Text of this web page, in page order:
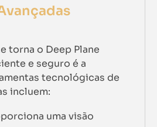
torna o Deep Plane
e seguro é a
tecnológicas de
incluem:
uma visão